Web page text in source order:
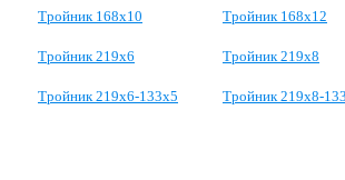
Тройник 168х10 Тройник 168х12
Тройник 219х6 Тройник 219х8
Тройник 219х6-133х5 Тройник 219х8-